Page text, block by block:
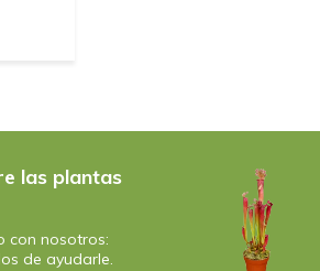
de la plante pour le
soir, arrivée le lundi matin.
las plantas
con nosotros:
de ayudarle.